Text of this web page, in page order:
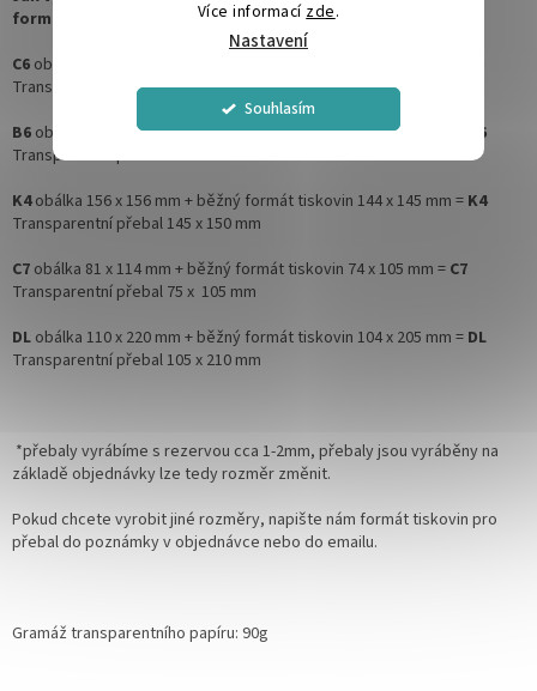
Více informací zde.
Nastavení
Souhlasím
formáty tiskovin
C6 obálka 114 x 162 mm + běžný formát tiskovin 104 x 148 mm =
Transparentní přebal 105 x 155 mm
B6 obálka 125 x 176 mm + běžný formát tiskovin 114 x 158 mm =
B6
Transparentní přebal 115 x 165 mm
K4obálka 156 x 156 mm + běžný formát tiskovin 144 x 145 mm = K4
Transparentní přebal 145 x 150 mm
C7 obálka 81 x 114 mm + běžný formát tiskovin 74 x 105 mm = C7
Transparentní přebal 75 x 105 mm
DL obálka 110 x 220 mm + běžný formát tiskovin 104 x 205 mm = DL
Transparentní přebal 105 x 210 mm
*přebaly vyrábíme s rezervou cca 1-2mm, přebaly jsou vyráběny na
základě objednávky lze tedy rozměr změnit.
Pokud chcete vyrobit jiné rozměry, napište nám formát tiskovin pro
přebal do poznámky v objednávce nebo do emailu.
Gramáž transparentního papíru: 90g